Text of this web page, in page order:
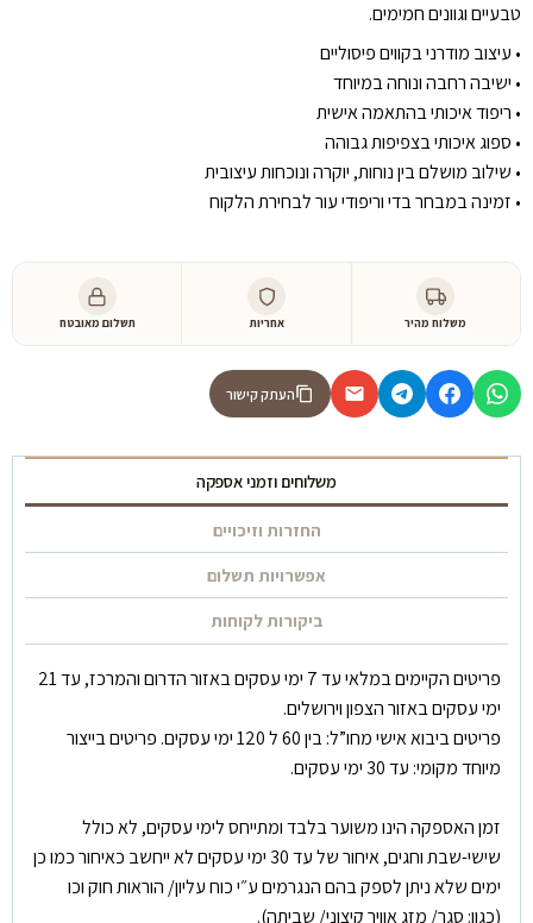
טבעיים וגוונים חמימים.
•⁠ ⁠עיצוב מודרני בקווים פיסוליים
•⁠ ⁠ישיבה רחבה ונוחה במיוחד
•⁠ ⁠ריפוד איכותי בהתאמה אישית
•⁠ ⁠ספוג איכותי בצפיפות גבוהה
•⁠ ⁠שילוב מושלם בין נוחות, יוקרה ונוכחות עיצובית
•⁠ ⁠זמינה במבחר בדי וריפודי עור לבחירת הלקוח
משלוח מהיר אחריות תשלום מאובטח
העתק קישור
משלוחים וזמני אספקה
החזרות וזיכויים
אפשרויות תשלום
ביקורות לקוחות
פריטים הקיימים במלאי עד 7 ימי עסקים באזור הדרום והמרכז, עד 21
ימי עסקים באזור הצפון וירושלים.
פריטים ביבוא אישי מחו”ל: בין 60 ל 120 ימי עסקים. פריטים בייצור
מיוחד מקומי: עד 30 ימי עסקים.
זמן האספקה הינו משוער בלבד ומתייחס לימי עסקים, לא כולל
שישי-שבת וחגים, איחור של עד 30 ימי עסקים לא ייחשב כאיחור כמו כן
ימים שלא ניתן לספק בהם הנגרמים ע״י כוח עליון/ הוראות חוק וכו
(כגון: סגר/ מזג אוויר קיצוני/ שביתה).